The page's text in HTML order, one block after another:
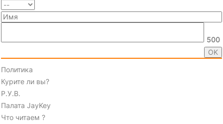
500
Политика
Курите ли вы?
Р.У.В.
Палата JayKey
Что читаем ?